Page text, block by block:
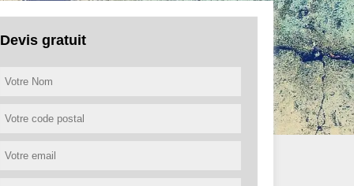
Devis gratuit